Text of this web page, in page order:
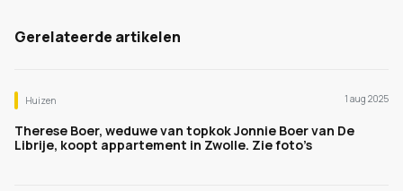
Gerelateerde artikelen
Huizen 1 aug 2025
Therese Boer, weduwe van topkok Jonnie Boer van De
Librije, koopt appartement in Zwolle. Zie foto’s